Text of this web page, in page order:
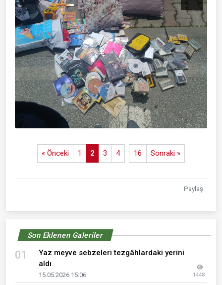
« Önceki 1 2 3 4 ... 16 Sonraki »
Paylaş
Son Eklenen Galeriler
01
Yaz meyve sebzeleri tezgâhlardaki yerini
aldı
15.05.2026 15:06 1448